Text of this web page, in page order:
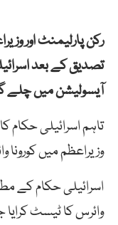
رکن پارلیمنٹ اور
تصدیق کے بعد
آیسولیشن میں چلے
وزیراعظم میں
اسرائیلی حکام کے